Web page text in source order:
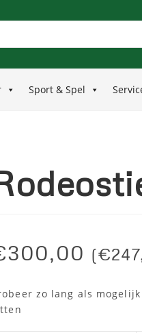
Sport & Spel
300,00 (€
zo lang als